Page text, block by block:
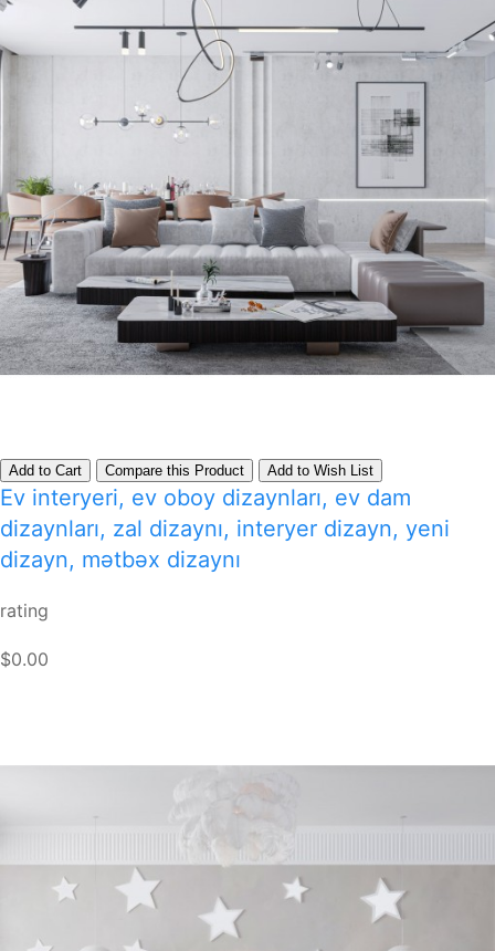
Add to Cart Compare this Product Add to Wish List
Ev interyeri, ev oboy dizaynları, ev dam
dizaynları, zal dizaynı, interyer dizayn, yeni
dizayn, mətbəx dizaynı
rating
$0.00